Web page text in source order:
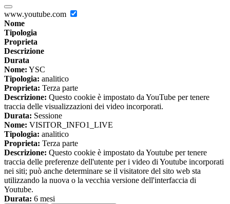
www.youtube.com
Nome
Tipologia
Proprieta
Descrizione
Durata
Nome: YSC
Tipologia: analitico
Proprieta: Terza parte
Descrizione: Questo cookie è impostato da YouTube per tenere
traccia delle visualizzazioni dei video incorporati.
Durata: Sessione
Nome: VISITOR_INFO1_LIVE
Tipologia: analitico
Proprieta: Terza parte
Descrizione: Questo cookie è impostato da Youtube per tenere
traccia delle preferenze dell'utente per i video di Youtube incorporati
nei siti; può anche determinare se il visitatore del sito web sta
utilizzando la nuova o la vecchia versione dell'interfaccia di
Youtube.
Durata: 6 mesi